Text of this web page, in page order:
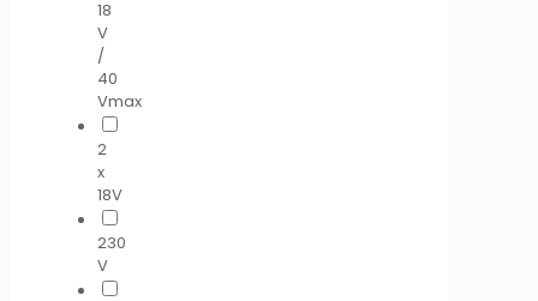
18
V
/
40
Vmax
2
x
18V
230
V